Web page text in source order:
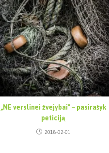
„NE verslinei žvejybai” – pasirašyk
peticiją
2018-02-01